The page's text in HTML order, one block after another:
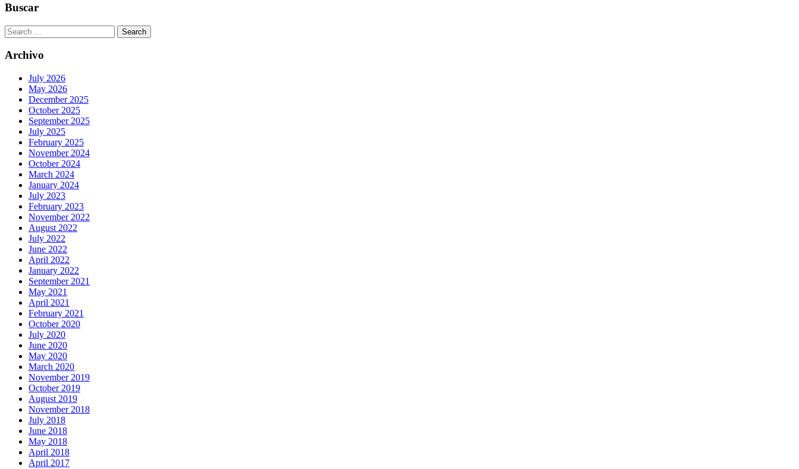
Buscar
Search
for:
Archivo
July 2026
May 2026
December 2025
October 2025
September 2025
July 2025
February 2025
November 2024
October 2024
March 2024
January 2024
July 2023
February 2023
November 2022
August 2022
July 2022
June 2022
April 2022
January 2022
September 2021
May 2021
April 2021
February 2021
October 2020
July 2020
June 2020
May 2020
March 2020
November 2019
October 2019
August 2019
November 2018
July 2018
June 2018
May 2018
April 2018
April 2017